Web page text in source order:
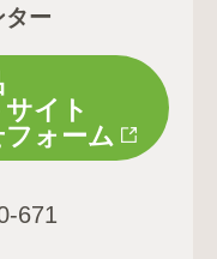
ター
イト
ォーム
671